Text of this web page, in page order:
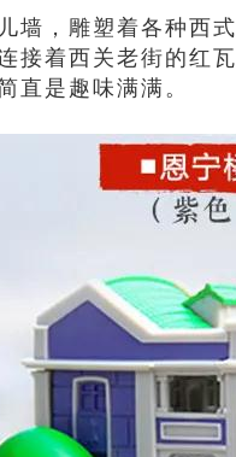
墙，雕塑着各种西
接着西关老街的红
直是趣味满满。